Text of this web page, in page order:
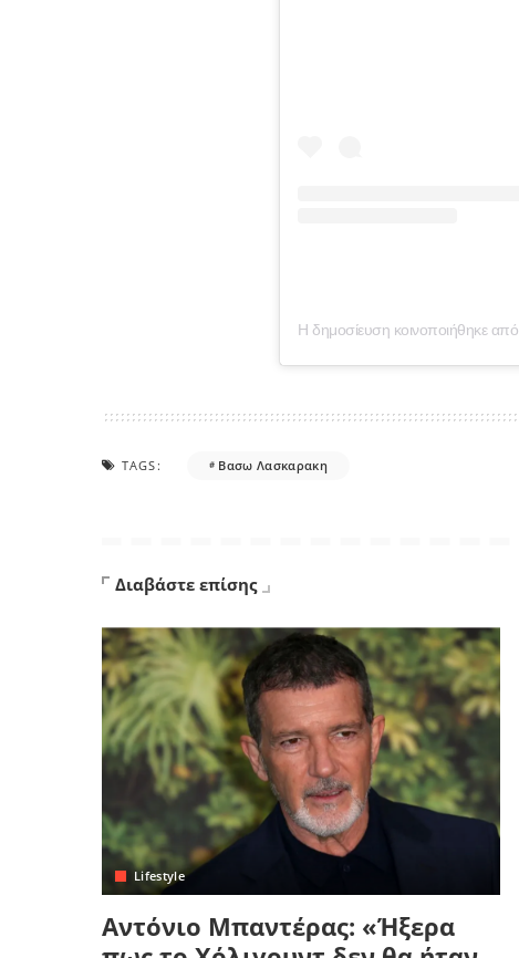
TAGS: Βασω Λασκαρακη
Διαβάστε επίσης
Lifestyle
Αντόνιο Μπαντέρας: «Ήξερα